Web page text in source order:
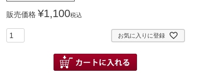
販売価格 ¥1,100税込
お気に入りに登録